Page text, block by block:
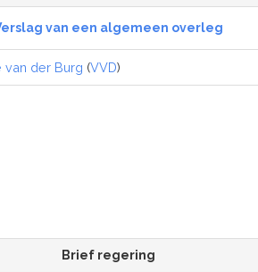
van een algemeen overleg
van der Burg (VVD)
Brief regering